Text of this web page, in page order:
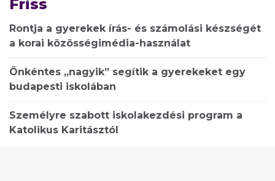
Friss
Rontja a gyerekek írás- és számolási készségét
a korai közösségimédia-használat
Önkéntes „nagyik” segítik a gyerekeket egy
budapesti iskolában
Személyre szabott iskolakezdési program a
Katolikus Karitásztól